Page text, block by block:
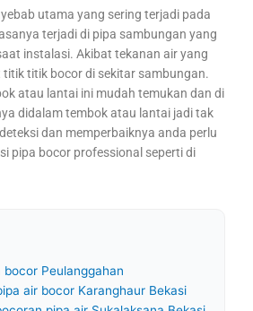
utama yang sering terjadi pada
terjadi di pipa sambungan yang
instalasi. Akibat tekanan air yang
titik bocor di sekitar sambungan.
atau lantai ini mudah temukan dan di
didalam tembok atau lantai jadi tak
dan memperbaiknya anda perlu
pipa bocor professional seperti di
bocor Peulanggahan
air bocor Karanghaur Bekasi